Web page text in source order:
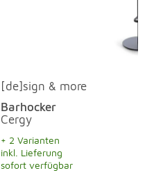
[de]sign & more
Barhocker
Cergy
+ 2 Varianten
inkl. Lieferung
sofort verfügbar